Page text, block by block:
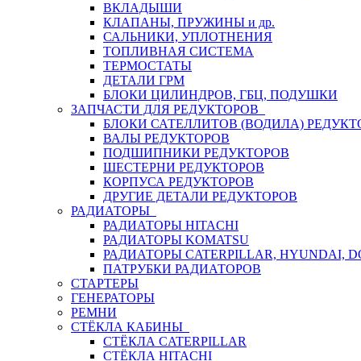
ВКЛАДЫШИ
КЛАПАНЫ, ПРУЖИНЫ и др.
САЛЬНИКИ, УПЛОТНЕНИЯ
ТОПЛИВНАЯ СИСТЕМА
ТЕРМОСТАТЫ
ДЕТАЛИ ГРМ
БЛОКИ ЦИЛИНДРОВ, ГБЦ, ПОДУШКИ
ЗАПЧАСТИ ДЛЯ РЕДУКТОРОВ
БЛОКИ САТЕЛЛИТОВ (ВОДИЛА)
ВАЛЫ РЕДУКТОРОВ
ПОДШИПНИКИ РЕДУКТОРОВ
ШЕСТЕРНИ РЕДУКТОРОВ
КОРПУСА РЕДУКТОРОВ
ДРУГИЕ ДЕТАЛИ РЕДУКТОРОВ
РАДИАТОРЫ
РАДИАТОРЫ HITACHI
РАДИАТОРЫ KOMATSU
РАДИАТОРЫ CATERPILLAR, HYUNDAI,
ПАТРУБКИ РАДИАТОРОВ
СТАРТЕРЫ
ГЕНЕРАТОРЫ
РЕМНИ
СТЁКЛА КАБИНЫ
СТЁКЛА CATERPILLAR
СТЁКЛА HITACHI